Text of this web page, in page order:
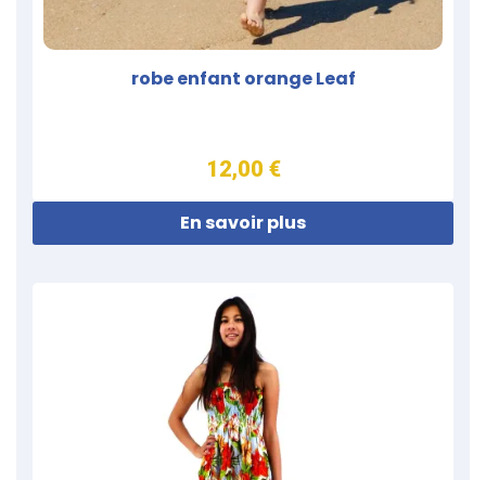
robe enfant orange Leaf
12,00 €
En savoir plus